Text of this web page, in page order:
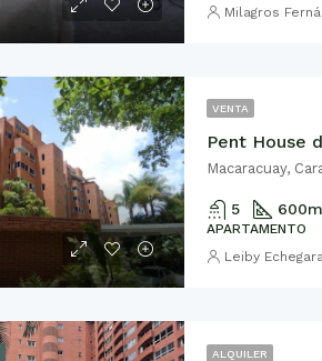
Milagros
VENTA
Macaracuay,
5 600
APARTAMENTO
Leiby
ALQUILER